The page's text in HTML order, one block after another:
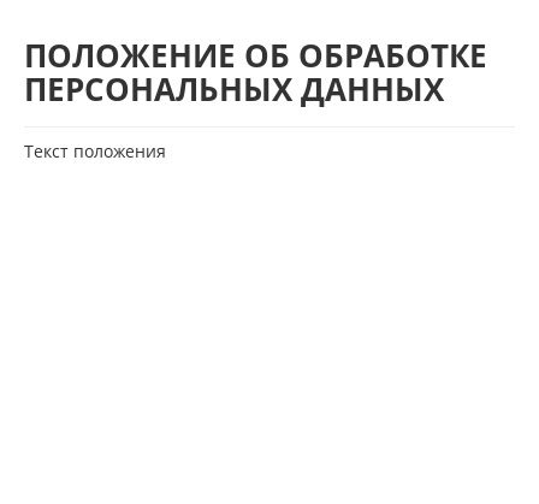
ПОЛОЖЕНИЕ ОБ ОБРАБОТКЕ
ПЕРСОНАЛЬНЫХ ДАННЫХ
Текст положения